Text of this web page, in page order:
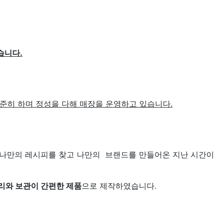
니다.
히 하며 정성을 다해 매장을 운영하고 있습니다.
만의 레시피를 찾고 나만의 브랜드를 만들어온 지난 시간이
와 보관이 간편한제품으로 제작하였습니다.